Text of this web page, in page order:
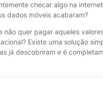
checar algo na
dados móveis acabaram?
não quer pagar aqueles
Existe uma solução
já descobriram e é